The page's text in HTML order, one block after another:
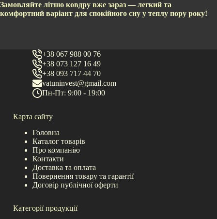
Замовляйте літню ковдру вже зараз — легкий та
комфортний варіант для спокійного сну у теплу пору року!
+38 067 988 00 76
+38 073 127 16 49
+38 093 717 44 70
vatuninvest@gmail.com
Пн-Пт: 9:00 - 19:00
Карта сайту
Головна
Каталог товарів
Про компанію
Контакти
Доставка та оплата
Повернення товару та гарантії
Договір публічної оферти
Категорії продукції